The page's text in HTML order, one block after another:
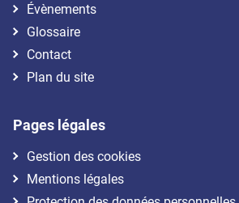
Évènements
Glossaire
Contact
Plan du site
Pages légales
Gestion des cookies
Mentions légales